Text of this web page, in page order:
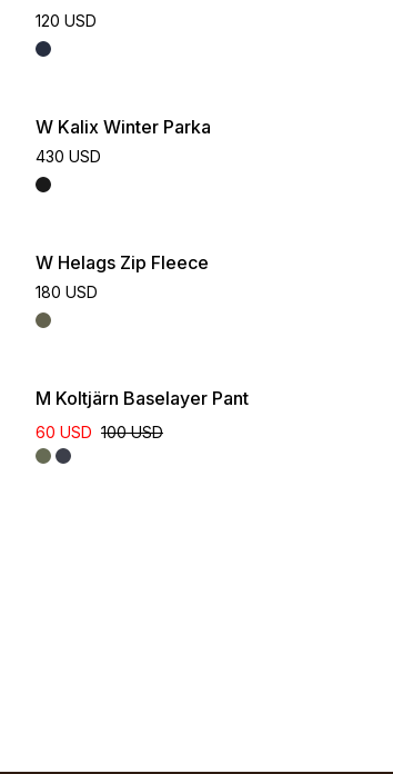
120 USD
W Kalix Winter Parka
430 USD
W Helags Zip Fleece
180 USD
M Koltjärn Baselayer Pant
60 USD 100 USD